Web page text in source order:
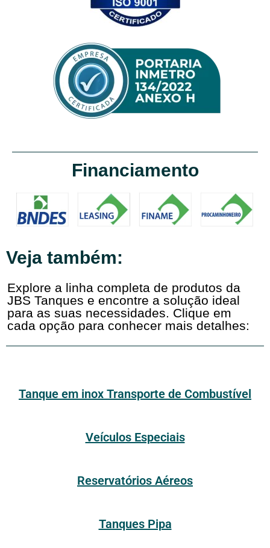
Financiamento
Veja também:
Explore a linha completa de produtos da
JBS Tanques e encontre a solução ideal
para as suas necessidades. Clique em
cada opção para conhecer mais detalhes:
Tanque em inox Transporte de Combustível
Veículos Especiais
Reservatórios Aéreos
Tanques Pipa